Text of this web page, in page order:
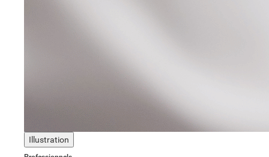
Illustration